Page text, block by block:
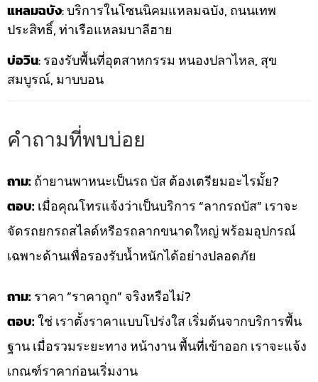
แหลมฉบัง: บริการในโซนนิคมแหลมฉบัง, ถนนเทพ
ประสิทธิ์, ท่าเรือแหลมบาลีฮาย
บ่อวิน: รองรับพื้นที่อุตสาหกรรม หนองปลาไหล, สุข
สมบูรณ์, มาบบอน
คำถามที่พบบ่อย
ถาม:ถ้ายานพาหนะเป็นรถ บัส ต้องเตรียมอะไรมั้ย?
ตอบ:เมื่อคุณโทรแจ้งว่าเป็นบริการ “ลากรถบัส” เราจะ
จัดรถยกรถสไลด์หรือรถลากขนาดใหญ่ พร้อมอุปกรณ์
เฉพาะด้านเพื่อรองรับน้ำหนักได้อย่างปลอดภัย
ถาม:ราคา “ราคาถูก” จริงหรือไม่?
ตอบ:ใช่ เราตั้งราคาแบบโปร่งใส เริ่มต้นจากบริการพื้น
ฐาน เมื่อรวมระยะทาง หน้างาน พื้นที่เข้าออก เราจะแจ้ง
เกณฑ์ราคาก่อนเริ่มงาน